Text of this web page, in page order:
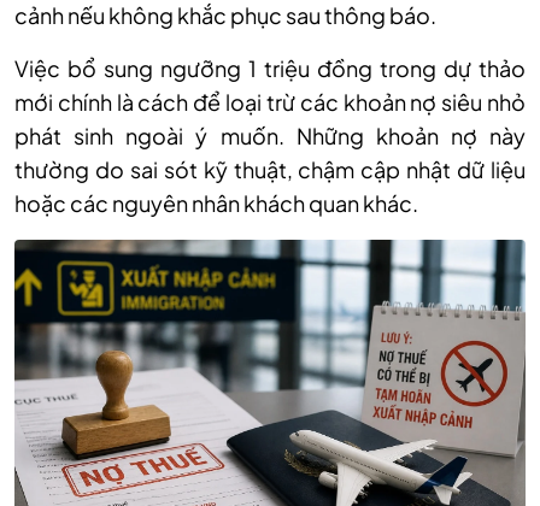
cảnh nếu không khắc phục sau thông báo.
Việc bổ sung ngưỡng 1 triệu đồng trong dự thảo
mới chính là cách để loại trừ các khoản nợ siêu nhỏ
phát sinh ngoài ý muốn. Những khoản nợ này
thường do sai sót kỹ thuật, chậm cập nhật dữ liệu
hoặc các nguyên nhân khách quan khác.